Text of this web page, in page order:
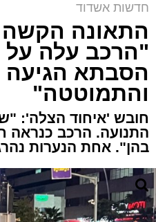
חדשות אשדוד
התאונה
"הרכב עלה על
הסבתא הגיעה
והתמוטטה"
חובש 'איחוד הצלה':
התנועה. הרכב כנראה
בהן". אחת הנערות